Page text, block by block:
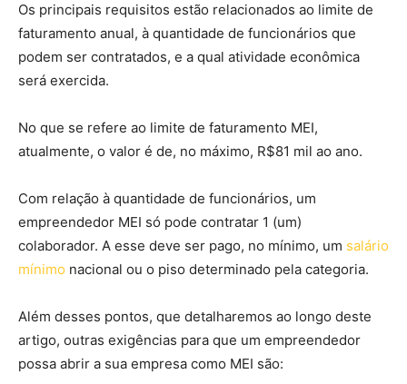
Os principais requisitos estão relacionados ao limite de
faturamento anual, à quantidade de funcionários que
podem ser contratados, e a qual atividade econômica
será exercida.
No que se refere ao limite de faturamento MEI,
atualmente, o valor é de, no máximo, R$81 mil ao ano.
Com relação à quantidade de funcionários, um
empreendedor MEI só pode contratar 1 (um)
colaborador. A esse deve ser pago, no mínimo, um salário
mínimo nacional ou o piso determinado pela categoria.
Além desses pontos, que detalharemos ao longo deste
artigo, outras exigências para que um empreendedor
possa abrir a sua empresa como MEI são: